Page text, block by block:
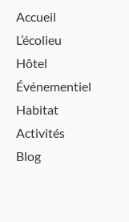
Accueil
L’écolieu
Hôtel
Événementiel
Habitat
Activités
Blog